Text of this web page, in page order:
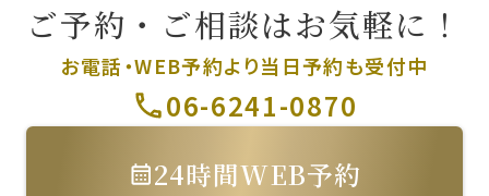
ご予約・ご相談はお気軽に！
お電話・WEB予約より当日予約も受付中
06-6241-0870
24時間WEB予約